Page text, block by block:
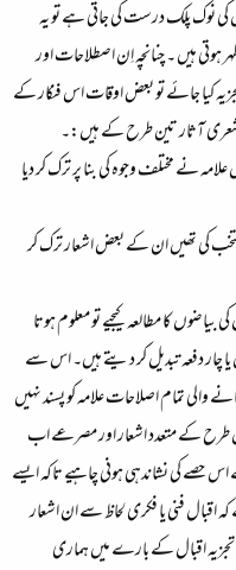
نوک پلک درست کی جاتی ہے تو یہ
ہوتی ہیں ۔ چنانچہ اِن اصطلاحات اور
کیا جائے تو بعض اوقات اس فنکار کے
شعری آثار تین طرح کے ہیں:۔
نے مختلف وجوہ کی بنا پر ترک کر دیا
کی تھیں ان کے بعض اشعار ترک کر
کا مطالعہ کیجیے تو معلوم ہوتا
چار دفعہ تبدیل کر دیتے ہیں۔ اس سے
تمام اصلاحات علامہ کو پسند نہیں
طرح کے متعدد اشعار اور مصرعے اب
حصے کی نشاندہی ہونی چاہیے تاکہ ایسے
اقبال فنی یا فکری لحاظ سے ان اشعار
تجزیہ اقبال کے بارے میں ہماری